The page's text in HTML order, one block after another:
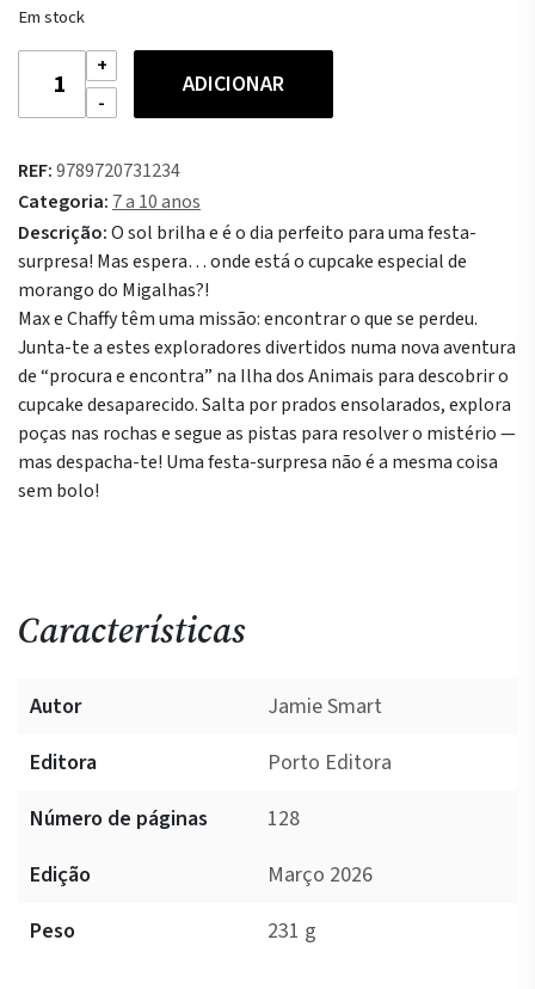
Em stock
Quantidade
Max
Chaffy
-
O
Grande
Mistério
do
Cupcake!
ADICIONAR
REF:9789720731234
Categoria: 7 a 10 anos
Descrição:O sol brilha e é o dia perfeito para uma festa-
surpresa! Mas espera… onde está o cupcake especial de
morango do Migalhas?!
Max e Chaffy têm uma missão: encontrar o que se perdeu.
Junta-te a estes exploradores divertidos numa nova aventura
de “procura e encontra” na Ilha dos Animais para descobrir o
cupcake desaparecido. Salta por prados ensolarados, explora
poças nas rochas e segue as pistas para resolver o mistério —
mas despacha-te! Uma festa-surpresa não é a mesma coisa
sem bolo!
Características
Autor
Jamie Smart
Editora
Porto Editora
Número de páginas
128
Edição
Março 2026
Peso
231 g